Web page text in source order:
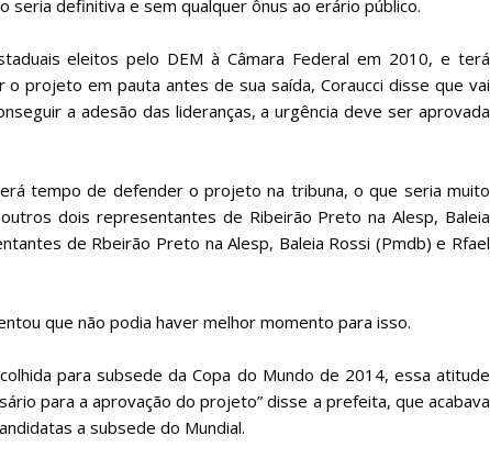
definitiva e sem qualquer ônus ao erário público.
eleitos pelo DEM à Câmara Federal em 2010, e terá
projeto em pauta antes de sua saída, Coraucci disse que vai
a adesão das lideranças, a urgência deve ser aprovada
tempo de defender o projeto na tribuna, o que seria muito
dois representantes de Ribeirão Preto na Alesp, Baleia
de Rbeirão Preto na Alesp, Baleia Rossi (Pmdb) e Rfael
que não podia haver melhor momento para isso.
para subsede da Copa do Mundo de 2014, essa atitude
para a aprovação do projeto” disse a prefeita, que acabava
a subsede do Mundial.